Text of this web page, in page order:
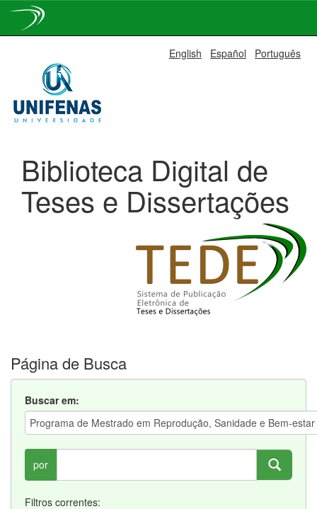
navigation
English Español Português
Biblioteca Digital de
Teses e Dissertações
Página de Busca
Buscar em:
por
Filtros correntes: